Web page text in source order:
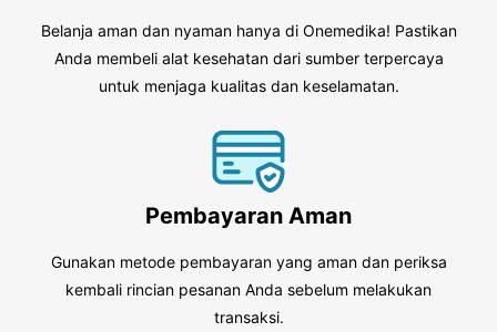
Belanja aman dan nyaman hanya di Onemedika! Pastikan
Anda membeli alat kesehatan dari sumber terpercaya
untuk menjaga kualitas dan keselamatan.
Pembayaran Aman
Gunakan metode pembayaran yang aman dan periksa
kembali rincian pesanan Anda sebelum melakukan
transaksi.